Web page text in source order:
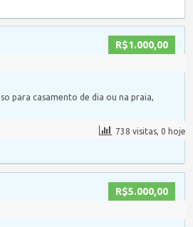
R$1.000,00
para casamento de dia ou na praia,
738 visitas, 0 hoje
R$5.000,00